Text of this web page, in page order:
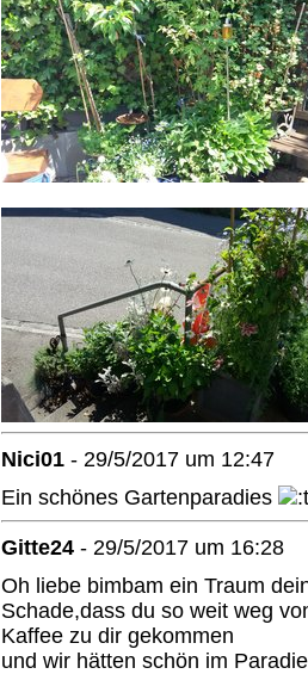
Nici01 - 29/5/2017 um 12:47
Ein schönes Gartenparadies
Gitte24 - 29/5/2017 um 16:28
Oh liebe bimbam ein Traum
Schade,dass du so weit weg
Kaffee zu dir gekommen
und wir hätten schön im